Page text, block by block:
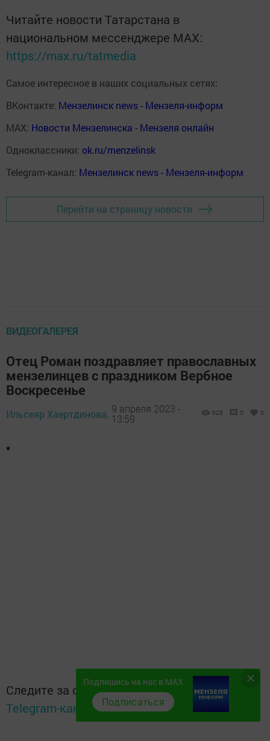
Читайте новости Татарстана в
национальном мессенджере MАХ:
https://max.ru/tatmedia
Самое интересное в наших социальных сетях:
ВКонтакте: Мензелинск news - Мензеля-информ
MAX: Новости Мензелинска - Мензеля онлайн
Одноклассники: ok.ru/menzelinsk
Telegram-канал: Мензелинск news - Мензеля-информ
Перейти на страницу новости
ВИДЕОГАЛЕРЕЯ
Отец Роман поздравляет православных
мензелинцев с праздником Вербное
Воскресенье
Ильсеяр Хаертдинова, 9 апреля 2023 -
13:59
828 0 0
*
Следите за самым важным и интересным в
Telegram-каналеТатмедиа
Подпишись на нас в MAX
Подписаться